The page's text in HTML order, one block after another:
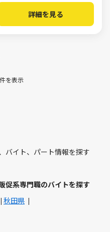
詳細を見る
を表示
バイト、パート情報を探す
促系専門職のバイトを探す
秋田県